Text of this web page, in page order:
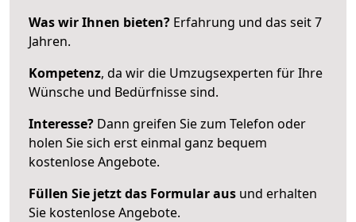
Was wir Ihnen bieten? Erfahrung und das seit 7
Jahren.
Kompetenz, da wir die Umzugsexperten für Ihre
Wünsche und Bedürfnisse sind.
Interesse? Dann greifen Sie zum Telefon oder
holen Sie sich erst einmal ganz bequem
kostenlose Angebote.
Füllen Sie jetzt das Formular aus und erhalten
Sie kostenlose Angebote.